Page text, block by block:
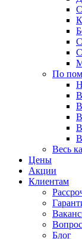
По
Весь
Цены
Акции
Клиентам
Блог